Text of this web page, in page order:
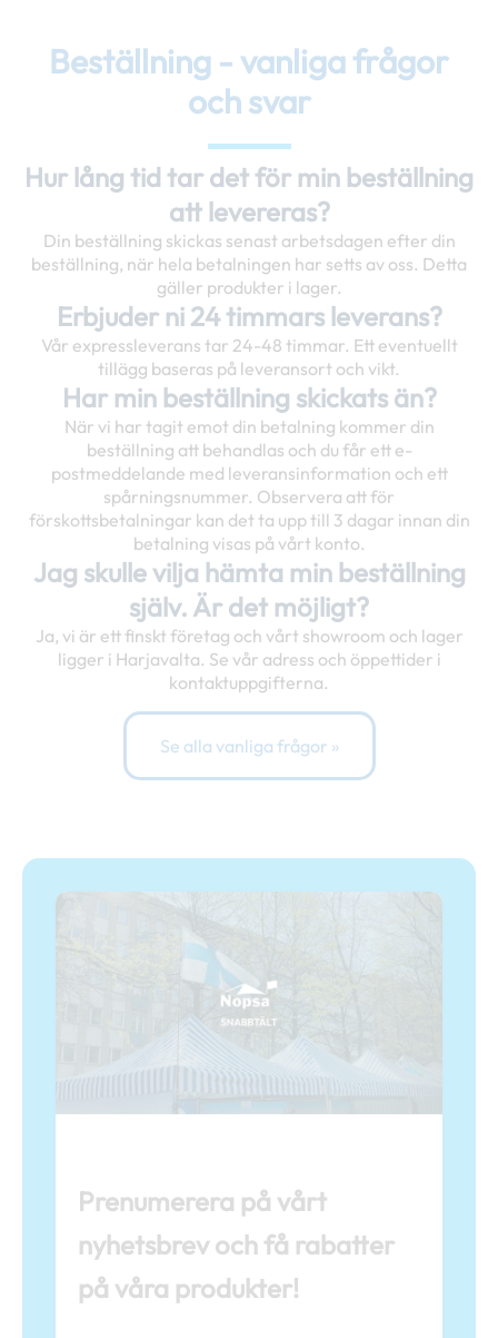
Beställning - vanliga frågor
och svar
Hur lång tid tar det för min beställning
att levereras?
Din beställning skickas senast arbetsdagen efter din
beställning, när hela betalningen har setts av oss. Detta
gäller produkter i lager.
Erbjuder ni 24 timmars leverans?
Vår expressleverans tar 24-48 timmar. Ett eventuellt
tillägg baseras på leveransort och vikt.
Har min beställning skickats än?
När vi har tagit emot din betalning kommer din
beställning att behandlas och du får ett e-
postmeddelande med leveransinformation och ett
spårningsnummer. Observera att för
förskottsbetalningar kan det ta upp till 3 dagar innan din
betalning visas på vårt konto.
Jag skulle vilja hämta min beställning
själv. Är det möjligt?
Ja, vi är ett finskt företag och vårt showroom och lager
ligger i Harjavalta. Se vår adress och öppettider i
kontaktuppgifterna.
Se alla vanliga frågor »
Prenumerera på vårt
nyhetsbrev och få rabatter
på våra produkter!